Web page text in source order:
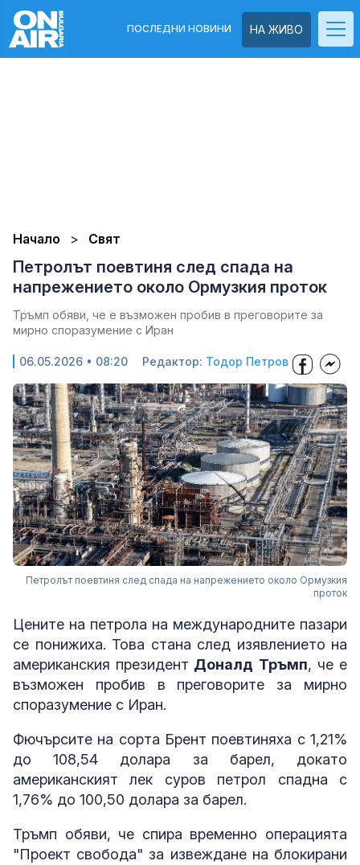
НА ЖИВО
ПОСЛЕДНИ НОВИНИ
Начало Свят
Петролът поевтиня след спада на
напрежението около Ормузкия проток
Тръмп обяви, че е възможен пробив в преговорите за
мирно споразумение с Иран
06.05.2026 • 08:20 Редактор: Тодор Петров
Петролът поевтиня след спада на напрежението около Ормузкия
проток
Цените на петрола на международните пазари
се понижиха. Това стана след изявлението на
американския президент Доналд Тръмп, че е
възможен пробив в преговорите за мирно
споразумение с Иран.
Фючърсите на сорта Брент поевтиняха с 1,21%
до 108,54 долара за барел, докато
американският лек суров петрол спадна с
1,76% до 100,50 долара за барел.
Тръмп обяви, че спира временно операцията
"Проект свобода" за извеждане на блокирани